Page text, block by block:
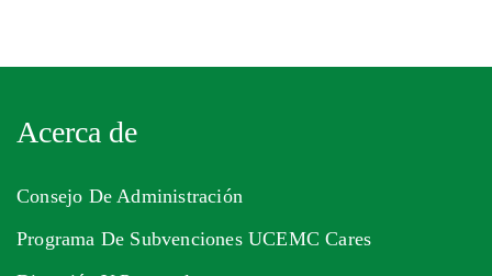
Acerca de
Consejo De Administración
Programa De Subvenciones UCEMC Cares